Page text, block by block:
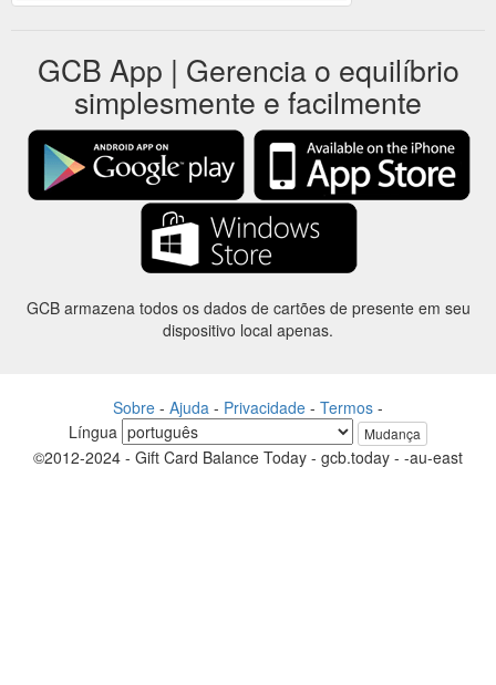
GCB App | Gerencia o equilíbrio
simplesmente e facilmente
GCB armazena todos os dados de cartões de presente em seu
dispositivo local apenas.
Sobre - Ajuda - Privacidade - Termos -
Língua
Mudança
©2012-2024 - Gift Card Balance Today - gcb.today - -au-east